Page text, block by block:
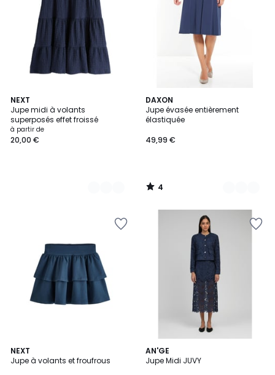
NEXT
Jupe midi à volants
superposés effet froissé
à partir de
20,00 €
2
Couleurs
DAXON
Jupe évasée entièrement
élastiquée
49,99 €
4
/
5
2
Couleurs
4
/
NEXT
Jupe à volants et froufrous
2
Couleurs
AN'GE
Jupe Midi JUVY
2
Couleurs